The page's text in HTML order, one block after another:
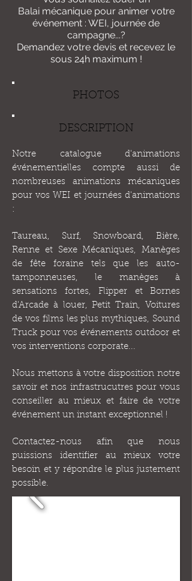
Balai mécaniquepour animer votre
événement : WEI, journée de
campagne...?
Demandez votre devis et recevez le
sous 24h maximum !
PHOTOS
DESCRIPTION
Notre catalogue d'animations
événementielles compte aussi de
nombreuses animations mécaniques
pour vos WEI et journées d'animations
:
Taureau, Surf, Snowboard, Bière,
Renne et Sexe Mécaniques, Manèges
de fête foraine tels que les auto-
tamponneuses, le manèges à
sensations fortes, Flipper et Bornes
d'Arcade à louer, Petit Train, Voitures
de vos films les plus mythiques, Sound
Truck pour vos événements outdoor et
vos interventions corporate...
Nous mettons à votre disposition notre
savoir et nos infrastrucutres pour vous
conseiller au mieux et faire de votre
événement un instant exceptionnel !
Contactez-nous afin que nous
puissions identifier au mieux votre
besoin et y répondre le plus justement
possible.